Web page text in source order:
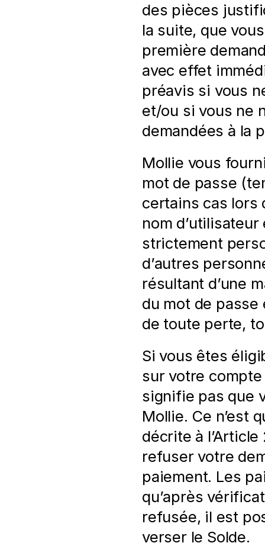
des pièces
la suite, que
première
avec effet
préavis si vous
et/ou si vous ne
demandées à la
Mollie vous
mot de passe
certains cas lors
nom
strictement
d’autres
résultant d’une
du mot de
de toute perte,
Si vous êtes
sur votre
signifie pas que
Mollie. Ce n’est
décrite à
refuser votre
paiement. Les
qu’après
refusée, il est
verser le Solde.